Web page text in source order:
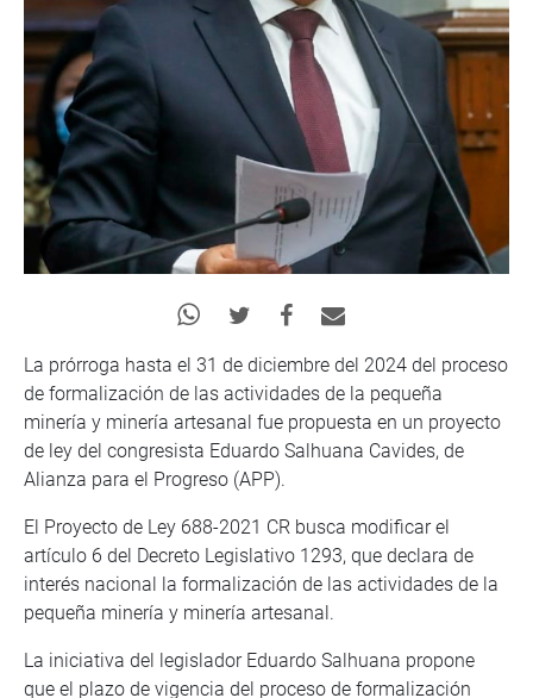
La prórroga hasta el 31 de diciembre del 2024 del proceso
de formalización de las actividades de la pequeña
minería y minería artesanal fue propuesta en un proyecto
de ley del congresista Eduardo Salhuana Cavides, de
Alianza para el Progreso (APP).
El Proyecto de Ley 688-2021 CR busca modificar el
artículo 6 del Decreto Legislativo 1293, que declara de
interés nacional la formalización de las actividades de la
pequeña minería y minería artesanal.
La iniciativa del legislador Eduardo Salhuana propone
que el plazo de vigencia del proceso de formalización